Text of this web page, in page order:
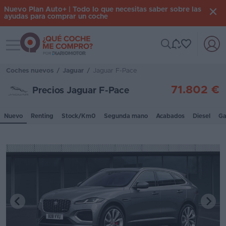
Iniciar
Coches
Renting
Stock
KM
Nuevo Plan Auto+ | Todo lo que necesitas saber sobre las
ayudas para comprar un coche
Toggle navigation
Coches nuevos / Jaguar / Jaguar F-Pace
Precios Jaguar F-Pace 71.802 €
Nuevo Renting Stock/Km0 Segunda mano Acabados Diesel